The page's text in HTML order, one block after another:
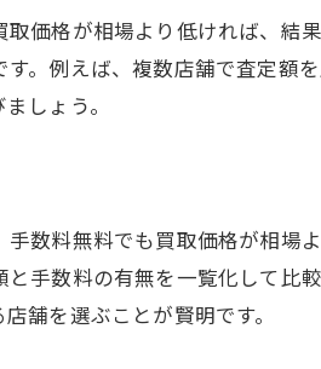
価格が相場より低ければ、結
。例えば、複数店舗で査定額
しょう。
数料無料でも買取価格が相場
手数料の有無を一覧化して比
舗を選ぶことが賢明です。